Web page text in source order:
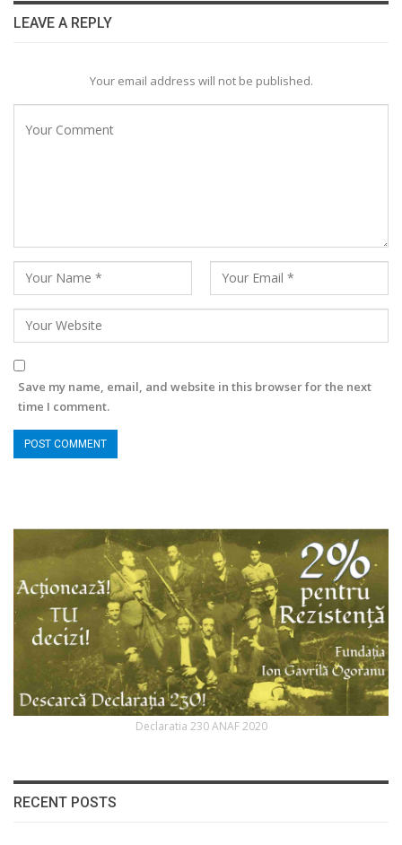
LEAVE A REPLY
Your email address will not be published.
Save my name, email, and website in this browser for the next
time I comment.
Declaratia 230 ANAF 2020
RECENT POSTS